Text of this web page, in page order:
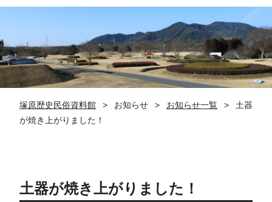
塚原歴史民俗資料館 お知らせ お知らせ一覧
土器
が焼き上がりました！
土器が焼き上がりました！